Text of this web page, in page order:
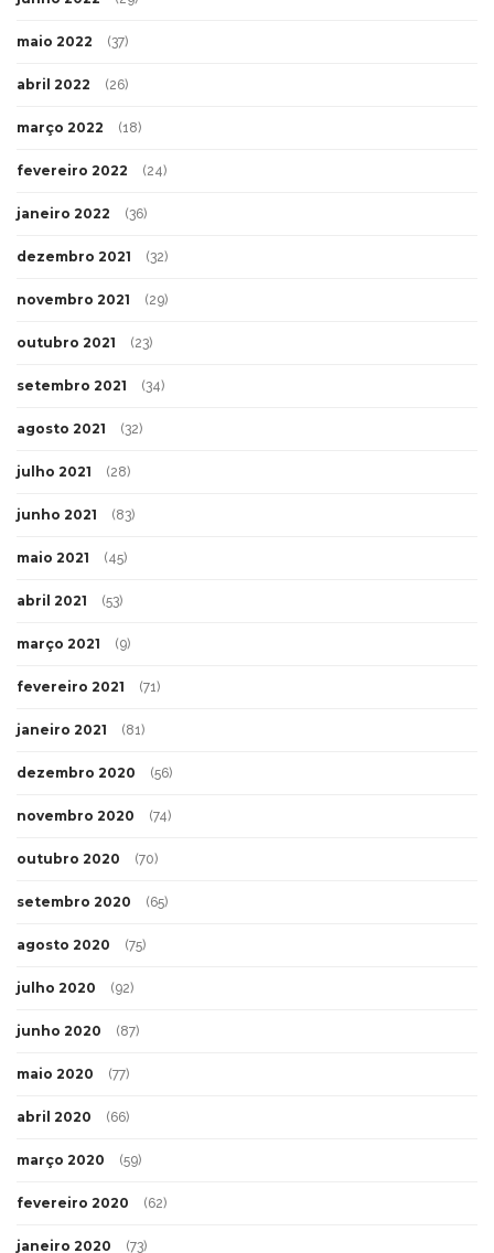
maio 2022 (37)
abril 2022 (26)
março 2022 (18)
fevereiro 2022 (24)
janeiro 2022 (36)
dezembro 2021 (32)
novembro 2021 (29)
outubro 2021 (23)
setembro 2021 (34)
agosto 2021 (32)
julho 2021 (28)
junho 2021 (83)
maio 2021 (45)
abril 2021 (53)
março 2021 (9)
fevereiro 2021 (71)
janeiro 2021 (81)
dezembro 2020 (56)
novembro 2020 (74)
outubro 2020 (70)
setembro 2020 (65)
agosto 2020 (75)
julho 2020 (92)
junho 2020 (87)
maio 2020 (77)
abril 2020 (66)
março 2020 (59)
fevereiro 2020 (62)
janeiro 2020 (73)